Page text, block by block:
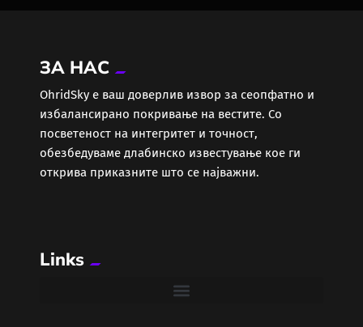
ЗА НАС
ОhridSky е ваш доверлив извор за сеопфатно и
избалансирано покривање на вестите. Со
посветеност на интегритет и точност,
обезбедуваме длабинско известување кое ги
открива приказните што се најважни.
Links